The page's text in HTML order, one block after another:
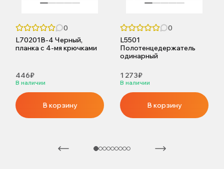
0
L70201B-4 Черный,
планка с 4-мя крючками
446₽
В наличии
В корзину
0
L5501
Полотенцедержатель
одинарный
1 273₽
В наличии
В корзину